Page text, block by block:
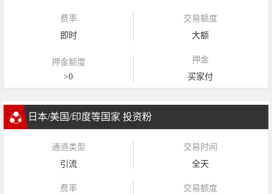
费率
即时
交易额度
大额
押金额度
>0
押金
买家付
日本/美国/印度等国家 投资粉
通道类型
引流
交易时间
全天
费率
交易额度